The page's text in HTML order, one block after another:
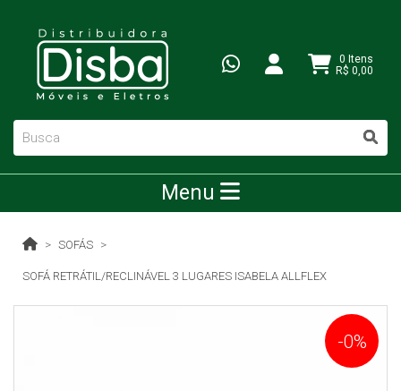
0 Itens
R$ 0,00
Menu
SOFÁS
SOFÁ RETRÁTIL/RECLINÁVEL 3 LUGARES ISABELA ALLFLEX
-0%